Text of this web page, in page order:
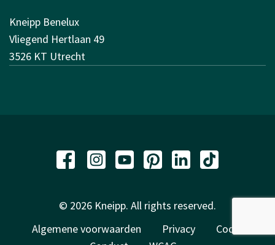
Kneipp Benelux
Vliegend Hertlaan 49
3526 KT Utrecht
© 2026 Kneipp. All rights reserved.
Algemene voorwaarden
Privacy
Code of